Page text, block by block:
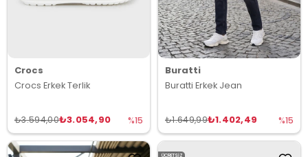
Crocs
Crocs Erkek Terlik
₺3.054,90
₺3.594,00 %15
Buratti
Buratti Erkek Jean
₺1.402,49
₺1.649,99 %15
ÜCRETSIZ